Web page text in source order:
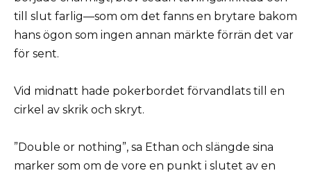
till slut farlig—som om det fanns en brytare bakom
hans ögon som ingen annan märkte förrän det var
för sent.
Vid midnatt hade pokerbordet förvandlats till en
cirkel av skrik och skryt.
”Double or nothing”, sa Ethan och slängde sina
marker som om de vore en punkt i slutet av en